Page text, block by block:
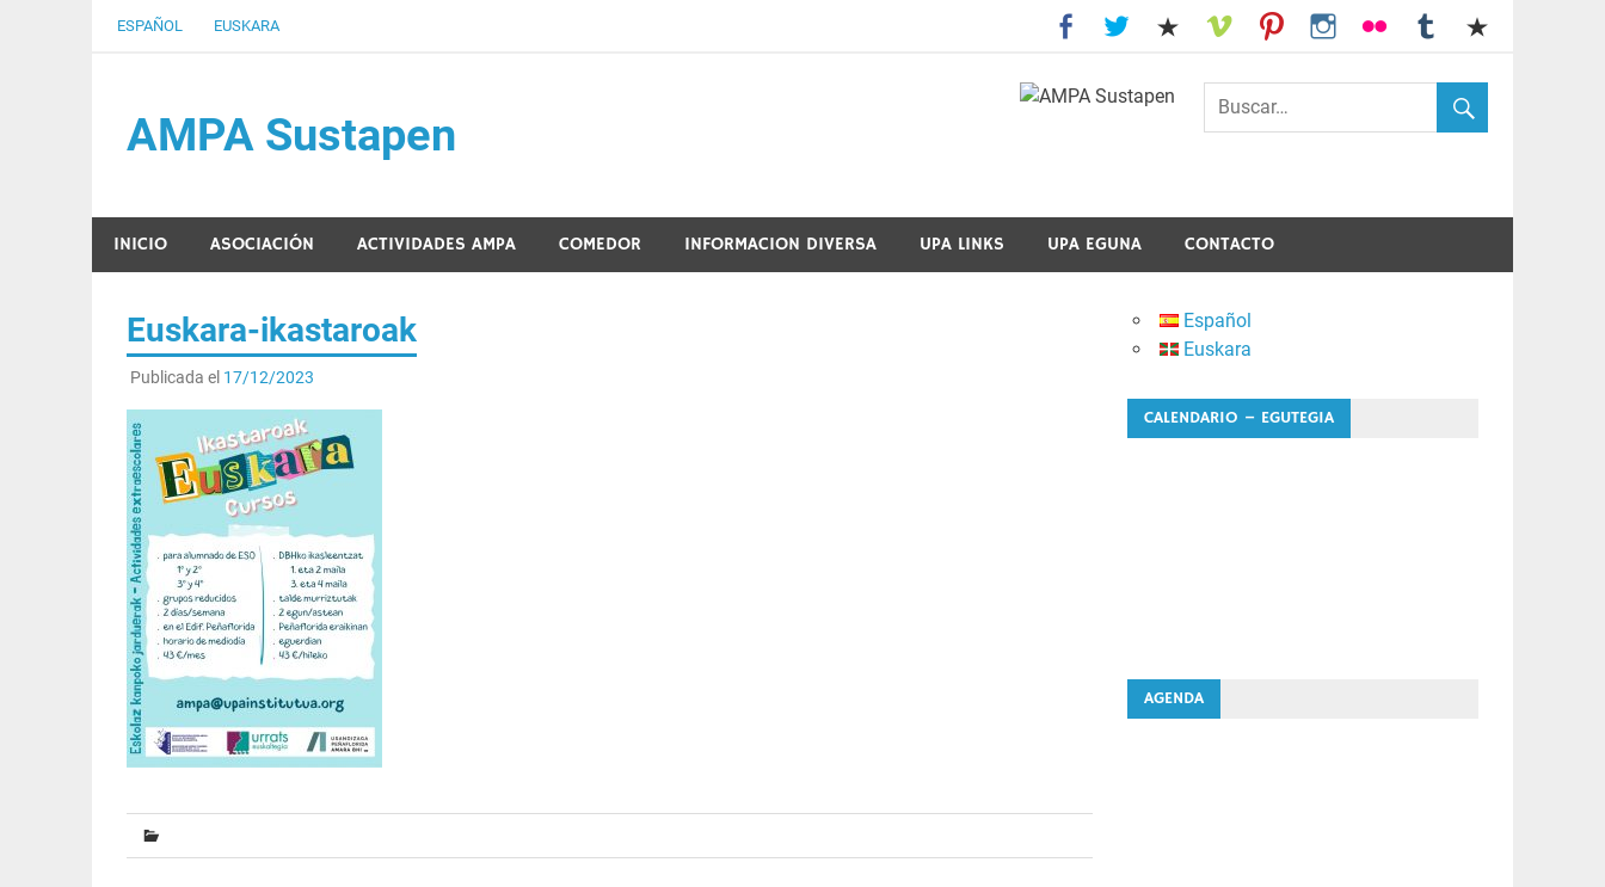
ESPAÑOL EUSKARA
AMPA Sustapen
INICIO ASOCIACIÓN ACTIVIDADES AMPA COMEDOR INFORMACION DIVERSA UPA LINKS UPA EGUNA CONTACTO
Euskara-ikastaroak
Publicada el 17/12/2023
Español
Euskara
CALENDARIO – EGUTEGIA
AGENDA